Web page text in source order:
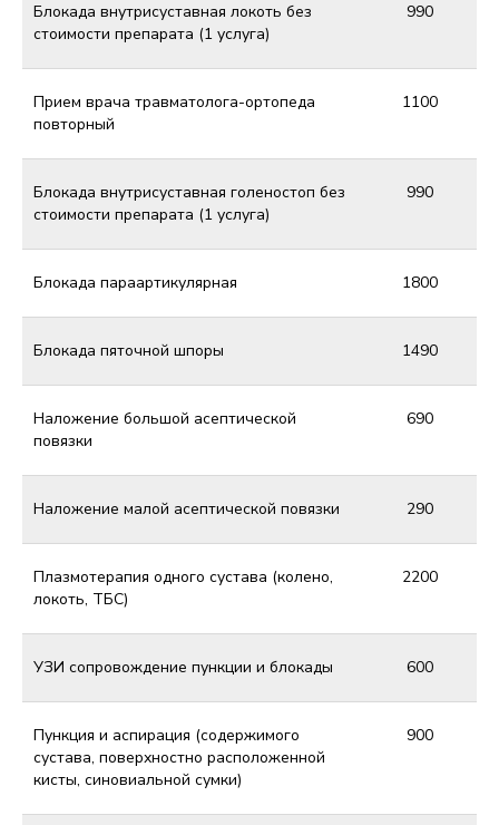
Блокада внутрисуставная локоть без
стоимости препарата (1 услуга)
990
Прием врача травматолога-ортопеда
повторный
1100
Блокада внутрисуставная голеностоп без
стоимости препарата (1 услуга)
990
Блокада параартикулярная 1800
Блокада пяточной шпоры 1490
Наложение большой асептической
повязки
690
Наложение малой асептической повязки 290
Плазмотерапия одного сустава (колено,
локоть, ТБС)
2200
УЗИ сопровождение пункции и блокады 600
Пункция и аспирация (содержимого
сустава, поверхностно расположенной
кисты, синовиальной сумки)
900